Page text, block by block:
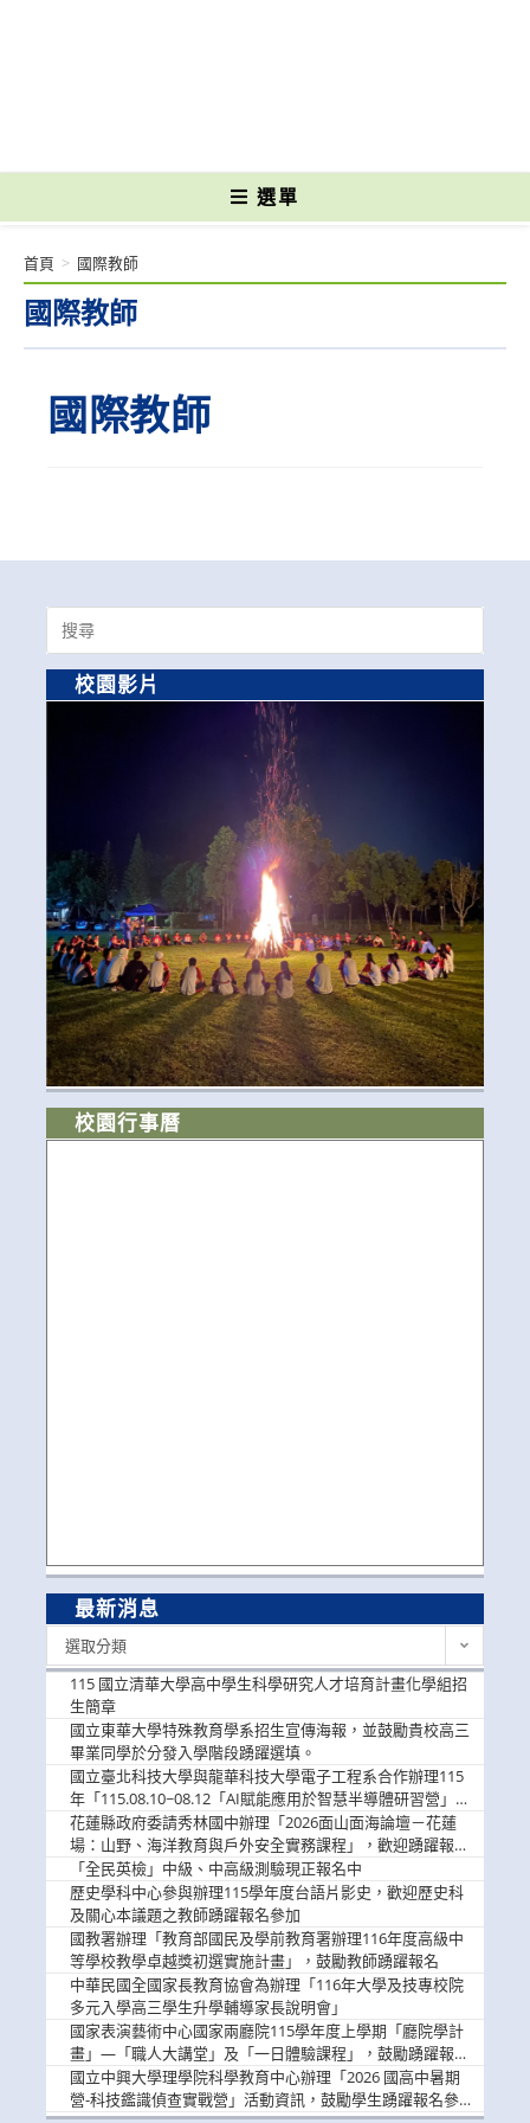
選單
國際教師
首頁 > 國際教師
國際教師
Search
for:
校園影片
校園行事曆
最新消息
選取分類
115 國立清華大學高中學生科學研究人才培育計畫化學組招
生簡章
國立東華大學特殊教育學系招生宣傳海報，並鼓勵貴校高三
畢業同學於分發入學階段踴躍選填。
國立臺北科技大學與龍華科技大學電子工程系合作辦理115
年「115.08.10~08.12「AI賦能應用於智慧半導體研習營」，
歡迎學生踴躍報名參加
花蓮縣政府委請秀林國中辦理「2026面山面海論壇－花蓮
場：山野、海洋教育與戶外安全實務課程」，歡迎踴躍報名
參加
「全民英檢」中級、中高級測驗現正報名中
歷史學科中心參與辦理115學年度台語片影史，歡迎歷史科
及關心本議題之教師踴躍報名參加
國教署辦理「教育部國民及學前教育署辦理116年度高級中
等學校教學卓越獎初選實施計畫」，鼓勵教師踴躍報名
中華民國全國家長教育協會為辦理「116年大學及技專校院
多元入學高三學生升學輔導家長說明會」
國家表演藝術中心國家兩廳院115學年度上學期「廳院學計
畫」—「職人大講堂」及「一日體驗課程」，鼓勵踴躍報名
參與。
國立中興大學理學院科學教育中心辦理「2026 國高中暑期
營-科技鑑識偵查實戰營」活動資訊，鼓勵學生踴躍報名參